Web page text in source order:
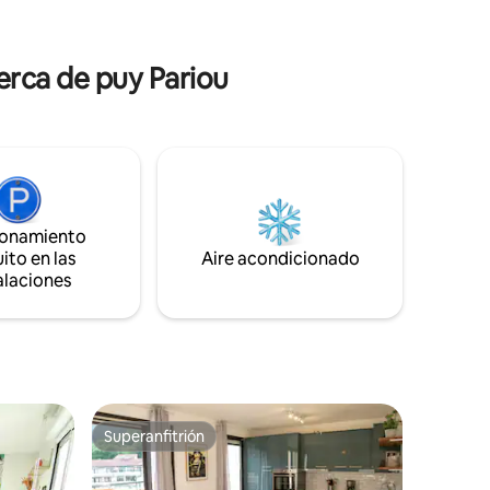
de puy Pariou
en las
Aire acondicionado
Superanfitrión
Superanfitrión